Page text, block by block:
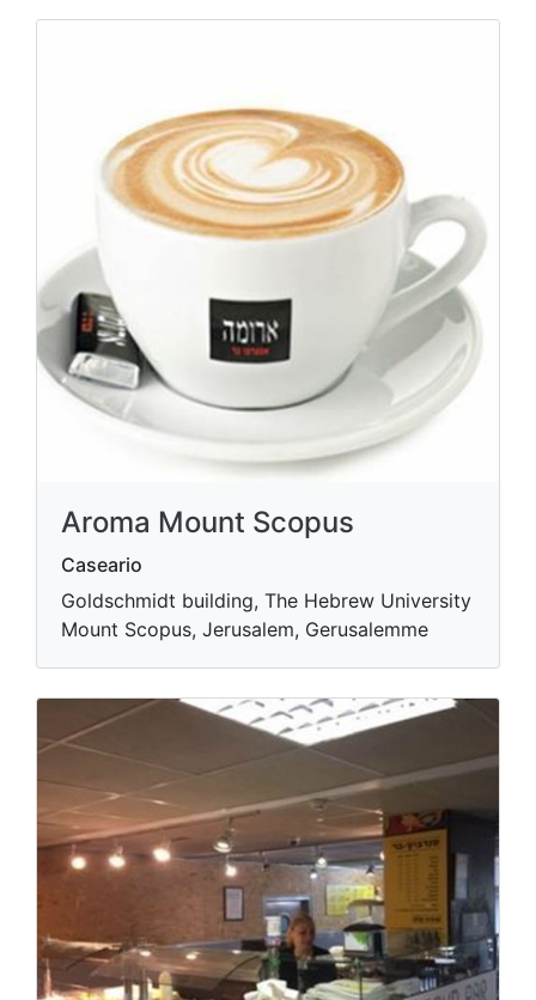
Aroma Mount Scopus
Caseario
Goldschmidt building, The Hebrew University
Mount Scopus, Jerusalem, Gerusalemme